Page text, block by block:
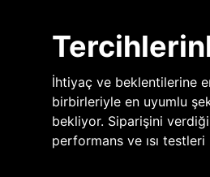
İhtiyaç ve beklentilerine
birbirleriyle en uyumlu
bekliyor. Siparişini
performans ve ısı testleri